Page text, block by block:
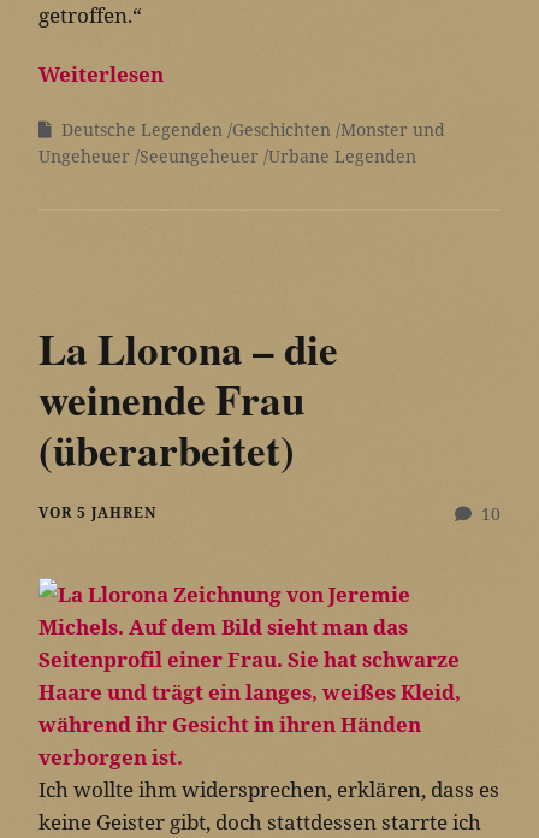
getroffen.“
Weiterlesen
Deutsche Legenden Geschichten Monster und
Ungeheuer Seeungeheuer Urbane Legenden
La Llorona – die
weinende Frau
(überarbeitet)
10
VOR 5 JAHREN
Ich wollte ihm widersprechen, erklären, dass es
keine Geister gibt, doch stattdessen starrte ich